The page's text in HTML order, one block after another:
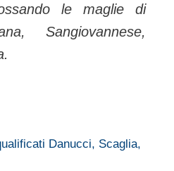
le maglie di
Sangiovannese,
Danucci, Scaglia,